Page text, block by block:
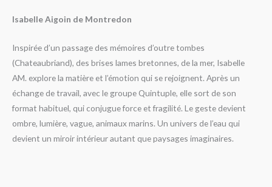
Isabelle Aigoin de Montredon
Inspirée d’un passage des mémoires d’outre tombes
(Chateaubriand), des brises lames bretonnes, de la mer, Isabelle
AM. explore la matière et l’émotion qui se rejoignent. Après un
échange de travail, avec le groupe Quintuple, elle sort de son
format habituel, qui conjugue force et fragilité. Le geste devient
ombre, lumière, vague, animaux marins. Un univers de l’eau qui
devient un miroir intérieur autant que paysages imaginaires.